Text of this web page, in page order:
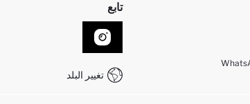
تابع
تغيير البلد